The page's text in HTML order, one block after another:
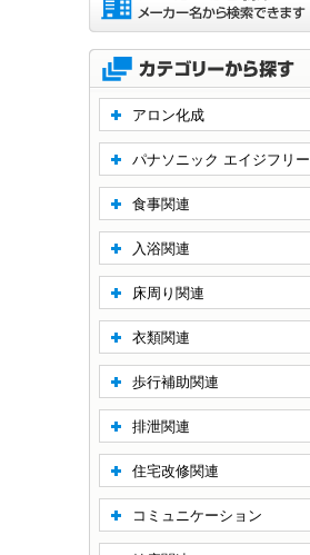
アロン化成
パナソニック エイジフリー
食事関連
入浴関連
床周り関連
衣類関連
歩行補助関連
排泄関連
住宅改修関連
コミュニケーション